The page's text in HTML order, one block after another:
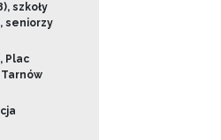
szkoły
seniorzy
Plac
Tarnów